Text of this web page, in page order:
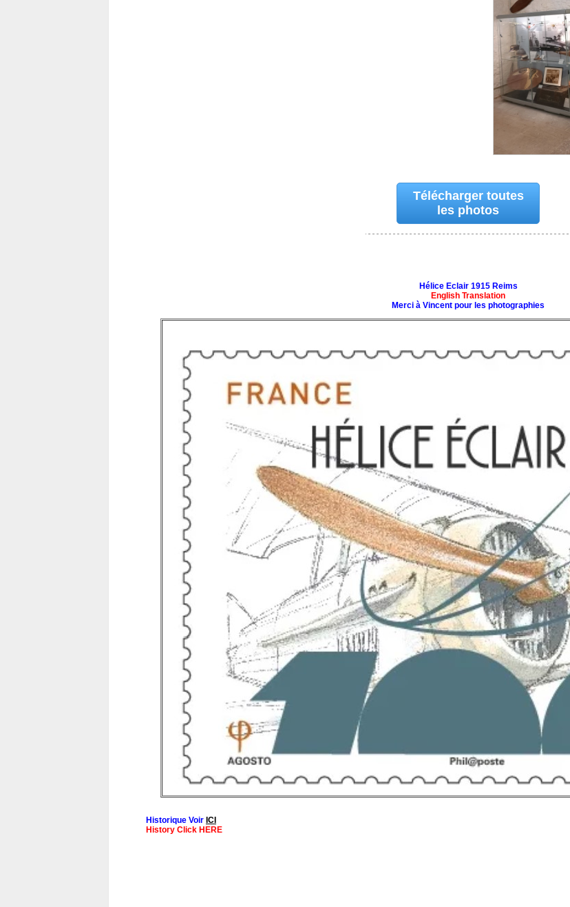
Télécharger toutes
les photos
Hélice Eclair 1915 Reims
English Translation
Merci à Vincent pour les photographies
Historique Voir ICI
History Click HERE